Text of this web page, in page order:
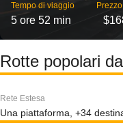
Tempo di viaggio
5 ore 52 min
Rotte popolari
Rete Estesa
Una piattaforma, +34